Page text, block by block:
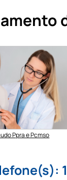
Ppra e Pcmso